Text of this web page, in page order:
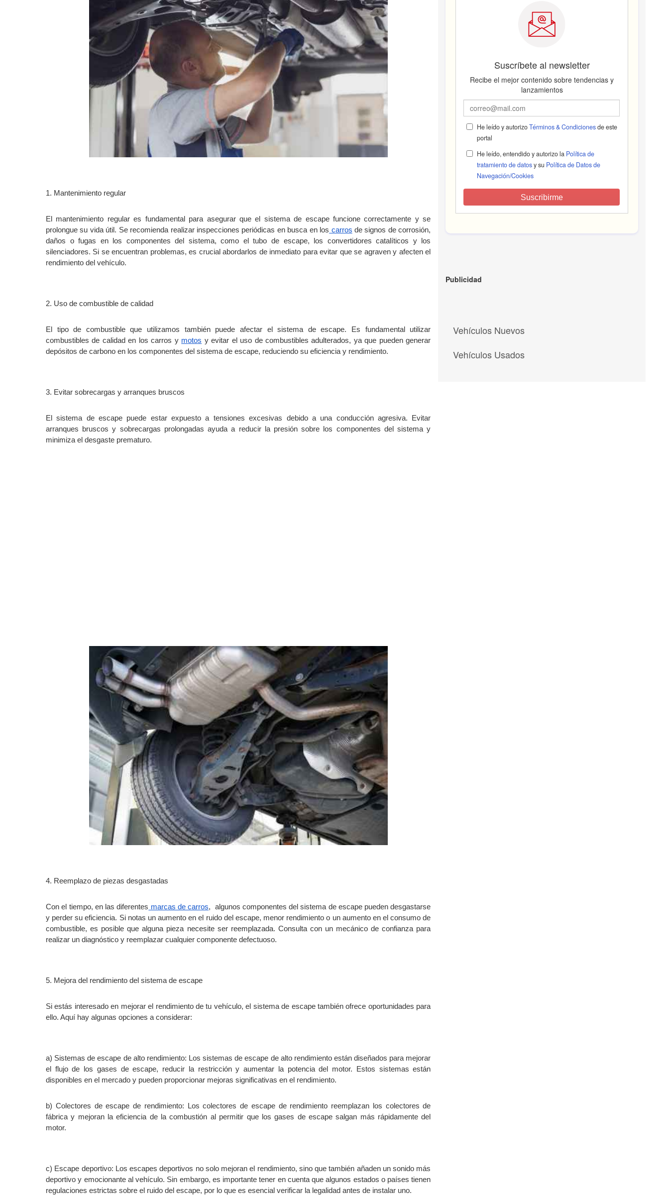
1. Mantenimiento regular
El mantenimiento regular es fundamental para asegurar que el sistema de escape funcione correctamente y se
prolongue su vida útil. Se recomienda realizar inspecciones periódicas en busca en los carros de signos de corrosión,
daños o fugas en los componentes del sistema, como el tubo de escape, los convertidores catalíticos y los
silenciadores. Si se encuentran problemas, es crucial abordarlos de inmediato para evitar que se agraven y afecten el
rendimiento del vehículo.
2. Uso de combustible de calidad
El tipo de combustible que utilizamos también puede afectar el sistema de escape. Es fundamental utilizar
combustibles de calidad en los carros y motos y evitar el uso de combustibles adulterados, ya que pueden generar
depósitos de carbono en los componentes del sistema de escape, reduciendo su eficiencia y rendimiento.
3. Evitar sobrecargas y arranques bruscos
El sistema de escape puede estar expuesto a tensiones excesivas debido a una conducción agresiva. Evitar
arranques bruscos y sobrecargas prolongadas ayuda a reducir la presión sobre los componentes del sistema y
minimiza el desgaste prematuro.
4. Reemplazo de piezas desgastadas
Con el tiempo, en las diferentes marcas de carros,  algunos componentes del sistema de escape pueden desgastarse
y perder su eficiencia. Si notas un aumento en el ruido del escape, menor rendimiento o un aumento en el consumo de
combustible, es posible que alguna pieza necesite ser reemplazada. Consulta con un mecánico de confianza para
realizar un diagnóstico y reemplazar cualquier componente defectuoso.
5. Mejora del rendimiento del sistema de escape
Si estás interesado en mejorar el rendimiento de tu vehículo, el sistema de escape también ofrece oportunidades para
ello. Aquí hay algunas opciones a considerar:
a) Sistemas de escape de alto rendimiento: Los sistemas de escape de alto rendimiento están diseñados para mejorar
el flujo de los gases de escape, reducir la restricción y aumentar la potencia del motor. Estos sistemas están
disponibles en el mercado y pueden proporcionar mejoras significativas en el rendimiento.
b) Colectores de escape de rendimiento: Los colectores de escape de rendimiento reemplazan los colectores de
fábrica y mejoran la eficiencia de la combustión al permitir que los gases de escape salgan más rápidamente del
motor.
c) Escape deportivo: Los escapes deportivos no solo mejoran el rendimiento, sino que también añaden un sonido más
deportivo y emocionante al vehículo. Sin embargo, es importante tener en cuenta que algunos estados o países tienen
regulaciones estrictas sobre el ruido del escape, por lo que es esencial verificar la legalidad antes de instalar uno.
Suscríbete al newsletter
Recibe el mejor contenido sobre tendencias y
lanzamientos
He leído y autorizoTérminos & Condicionesde este
portal
He leído, entendido y autorizo la Política de
tratamiento de datosy su Política de Datos de
Navegación/Cookies
Suscribirme
Publicidad
Vehículos Nuevos
Vehículos Usados